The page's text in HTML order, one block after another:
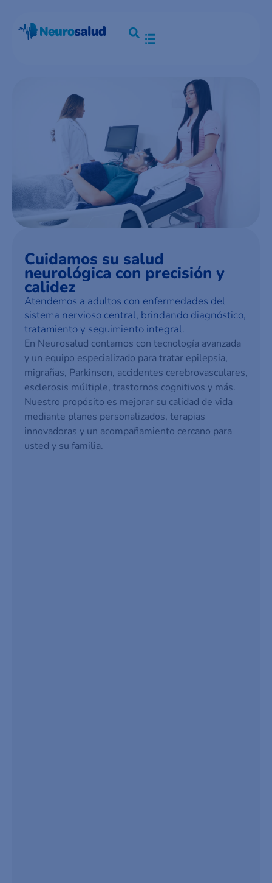
Cuidamos su salud
neurológica con precisión y
calidez
Atendemos a adultos con enfermedades del
sistema nervioso central, brindando diagnóstico,
tratamiento y seguimiento integral.
En Neurosalud contamos con tecnología avanzada
y un equipo especializado para tratar epilepsia,
migrañas, Parkinson, accidentes cerebrovasculares,
esclerosis múltiple, trastornos cognitivos y más.
Nuestro propósito es mejorar su calidad de vida
mediante planes personalizados, terapias
innovadoras y un acompañamiento cercano para
usted y su familia.